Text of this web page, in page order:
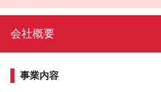
会社概要
事業内容